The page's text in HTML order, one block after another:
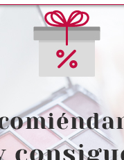
CATRICE
CATRICE SPRING AWAKENING
PERFECCIONADOR DE LABIOS
LIP PERFECTOR C02 DOSE OF
CONFIDENCE
-13%
desde
4.93€